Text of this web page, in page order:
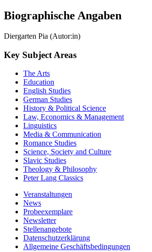
Biographische Angaben
Diergarten Pia (Autor:in)
Key Subject Areas
The Arts
Education
English Studies
German Studies
History & Political Science
Law, Economics & Management
Linguistics
Media & Communication
Romance Studies
Science, Society and Culture
Slavic Studies
Theology & Philosophy
Peter Lang Classics
Veranstaltungen
News
Probeexemplare
Newsletter
Stellenangebote
Datenschutzerklärung
Allgemeine Geschäftsbedingungen